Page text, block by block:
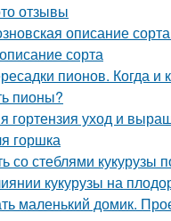
отзывы
описание
сорта
пионов. Когда и
пионы?
гортензия уход и
горшка
со стеблями кукурузы
кукурузы на
маленький домик.